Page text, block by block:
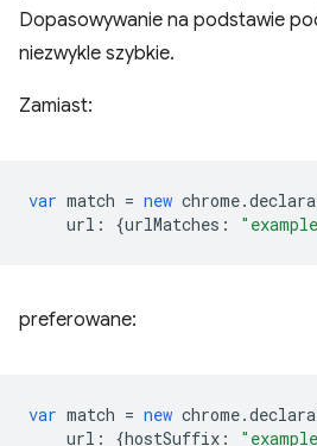
Dopasowywanie na podstawie
niezwykle szybkie.
Zamiast:
var match = new chrome.
url : {urlMatches :
preferowane:
var match = new chrome.
url : {hostSuffix :